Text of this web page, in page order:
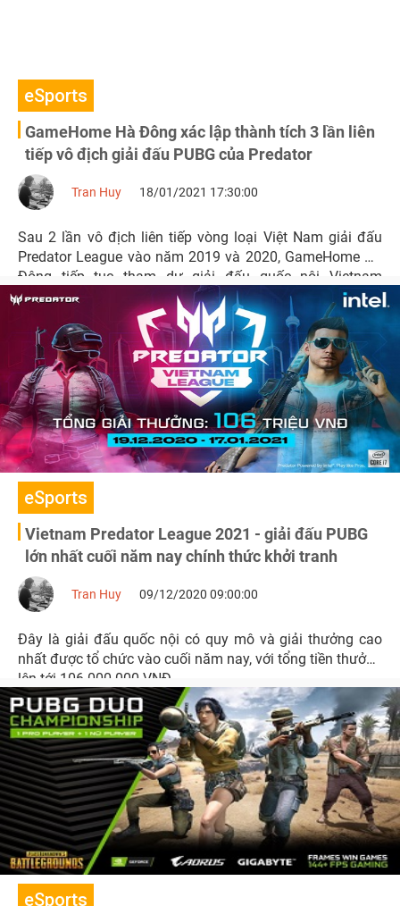
eSports
GameHome Hà Đông xác lập thành tích 3 lần liên
tiếp vô địch giải đấu PUBG của Predator
Tran Huy 18/01/2021 17:30:00
Sau 2 lần vô địch liên tiếp vòng loại Việt Nam giải đấu
Predator League vào năm 2019 và 2020, GameHome Hà
Đông tiếp tục tham dự giải đấu quốc nội Vietnam
Predator League 2021 với một đội hình hoàn toàn mới và
lọt vào vòng chung kết.
eSports
Vietnam Predator League 2021 - giải đấu PUBG
lớn nhất cuối năm nay chính thức khởi tranh
Tran Huy 09/12/2020 09:00:00
Đây là giải đấu quốc nội có quy mô và giải thưởng cao
nhất được tổ chức vào cuối năm nay, với tổng tiền thưởng
lên tới 106.000.000 VNĐ.
eSports